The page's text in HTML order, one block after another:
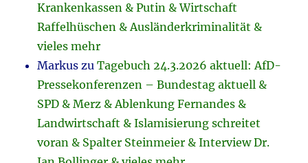
Krankenkassen & Putin & Wirtschaft
Raffelhüschen & Ausländerkriminalität &
vieles mehr
Markus zuTagebuch 24.3.2026 aktuell: AfD-
Pressekonferenzen – Bundestag aktuell &
SPD & Merz & Ablenkung Fernandes &
Landwirtschaft & Islamisierung schreitet
voran & Spalter Steinmeier & Interview Dr.